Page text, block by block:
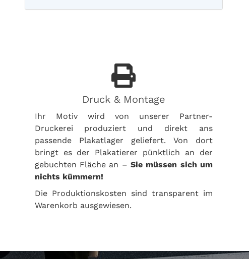
Druck & Montage
Ihr Motiv wird von unserer Partner-
Druckerei produziert und direkt ans
passende Plakatlager geliefert. Von dort
bringt es der Plakatierer pünktlich an der
gebuchten Fläche an – Sie müssen sich um
nichts kümmern!
Die Produktionskosten sind transparent im
Warenkorb ausgewiesen.